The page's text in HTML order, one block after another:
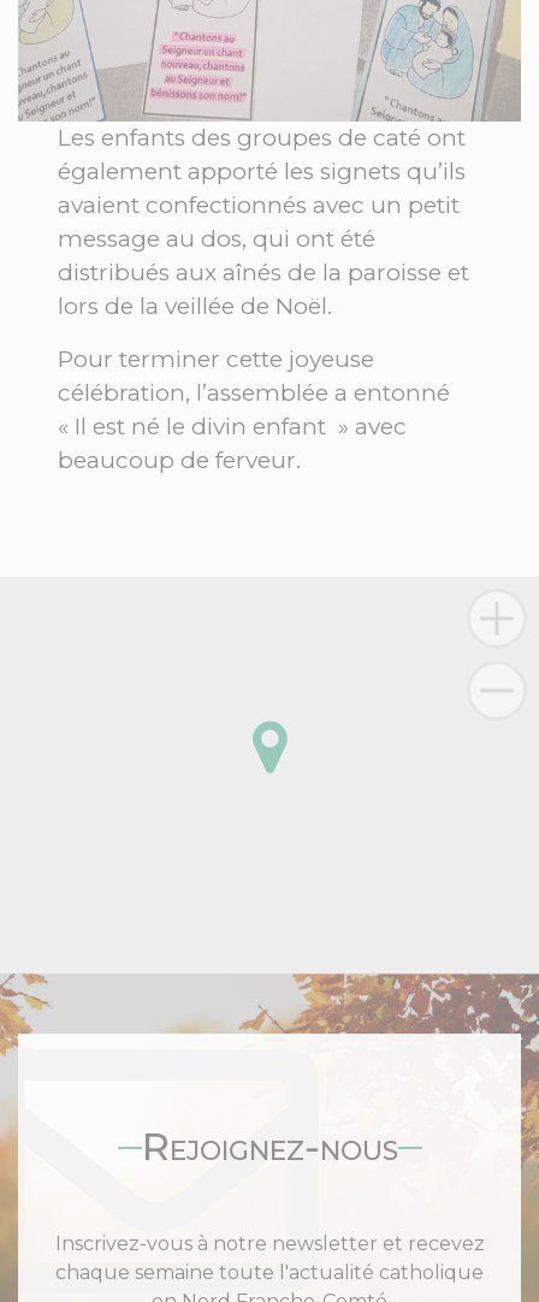
Les enfants des groupes de caté ont
également apporté les signets qu’ils
avaient confectionnés avec un petit
message au dos, qui ont été
distribués aux aînés de la paroisse et
lors de la veillée de Noël.
Pour terminer cette joyeuse
célébration, l’assemblée a entonné
« Il est né le divin enfant » avec
beaucoup de ferveur.
Rejoignez-nous
Inscrivez-vous à notre newsletter et recevez
chaque semaine toute l'actualité catholique